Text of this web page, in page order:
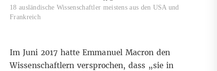
18 ausländische Wissenschaftler meistens aus den USA und
Frankreich
Im Juni 2017 hatte Emmanuel Macron den
Wissenschaftlern versprochen, dass „sie in